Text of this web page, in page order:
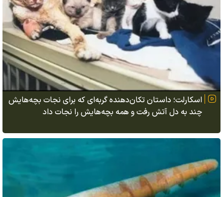
اسکارلت؛ داستان تکان‌دهنده گربه‌ای که برای نجات بچه‌هایش
چند به دل آتش رفت و همه بچه‌هایش را نجات داد